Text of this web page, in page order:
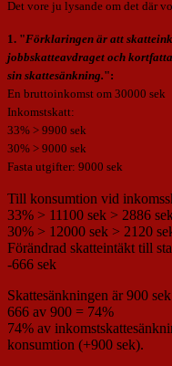
Det vore ju lysande om det där
1. "Förklaringen är att
jobbskatteavdraget och
sin skattesänkning.":
En bruttoinkomst om 30000 sek
Inkomstskatt:
33% > 9900 sek
30% > 9000 sek
Fasta utgifter: 9000 sek
Till konsumtion vid
33% > 11100 sek > 2886
30% > 12000 sek > 2120
Förändrad skatteintäkt till
-666 sek
Skattesänkningen är 900 sek
666 av 900 = 74%
74% av
konsumtion (+900 sek).